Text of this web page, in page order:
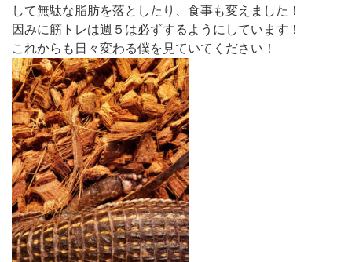
して無駄な脂肪を落としたり、食事も変えました！
因みに筋トレは週５は必ずするようにしています！
これからも日々変わる僕を見ていてください！